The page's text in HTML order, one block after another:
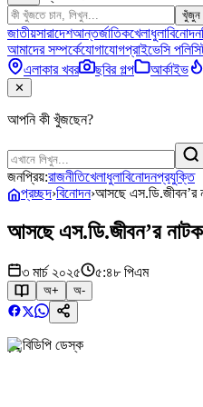
খুঁজুন
জাতীয়সারাদেশআন্তর্জাতিকখেলাধুলাবিনোদন
আমাদের সম্পর্কেযোগাযোগপ্রাইভেসি পলিসি
এলাকার খবর
ছবির গল্প আর্কাইভ
✕
আপনি কী খুঁজছেন?
জনপ্রিয়:রাজনীতিখেলাধুলাবিনোদনপ্রযুক্তি
প্রচ্ছদ›বিনোদন›আসছে এস.ডি.জীবন’র
আসছে এস.ডি.জীবন’র
৩ মার্চ ২০২৫ ৫:৪৮ পিএম
অ+ অ-
বিডিপি ডেস্ক